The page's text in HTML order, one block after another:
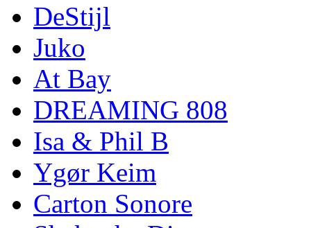
DeStijl
Juko
At Bay
DREAMING 808
Isa & Phil B
Ygør Keim
Carton Sonore